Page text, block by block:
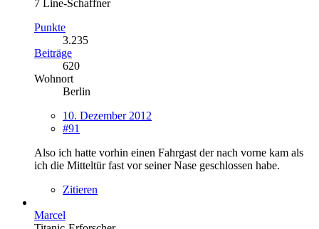
7 Line-Schaffner
Punkte
3.235
Beiträge
620
Wohnort
Berlin
10. Dezember 2012
#91
Also ich hatte vorhin einen Fahrgast der nach vorne kam als
ich die Mitteltür fast vor seiner Nase geschlossen habe.
Zitieren
Marcel